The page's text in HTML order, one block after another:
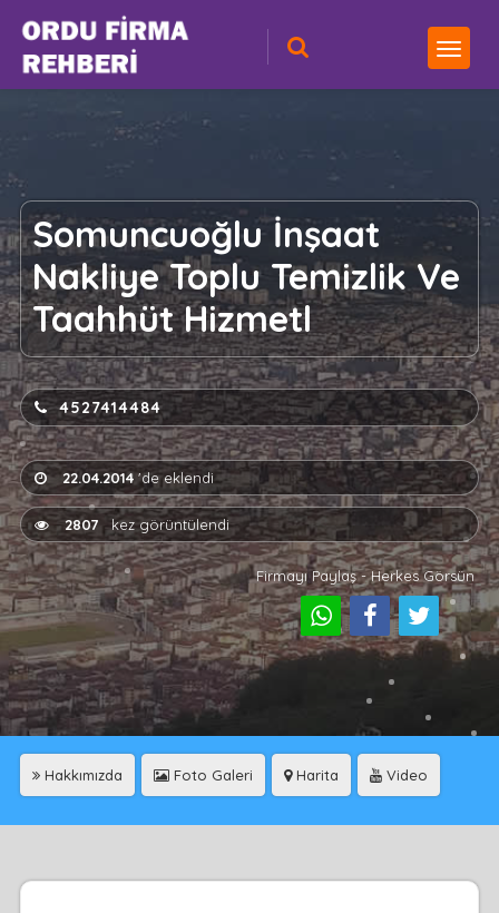
Somuncuoğlu İnşaat
Nakliye Toplu Temizlik Ve
Taahhüt Hizmetl
4527414484
22.04.2014'de eklendi
2807kez görüntülendi
Firmayı Paylaş - Herkes Görsün
Hakkımızda Foto Galeri Harita Video